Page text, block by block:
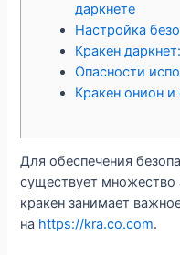
даркнете
Настройка
Кракен
Опасности
Кракен онион и
Для обеспечения
существует множество
кракен занимает
на https://kra.co.com.